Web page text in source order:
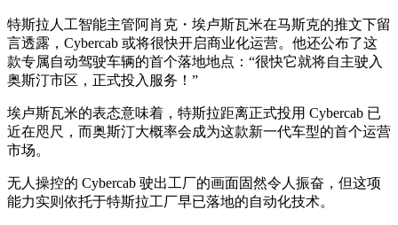
特斯拉人工智能主管阿肖克・埃卢斯瓦米在马斯克的推文下留
言透露，Cybercab 或将很快开启商业化运营。他还公布了这
款专属自动驾驶车辆的首个落地地点：“很快它就将自主驶入
奥斯汀市区，正式投入服务！”
埃卢斯瓦米的表态意味着，特斯拉距离正式投用 Cybercab 已
近在咫尺，而奥斯汀大概率会成为这款新一代车型的首个运营
市场。
无人操控的 Cybercab 驶出工厂的画面固然令人振奋，但这项
能力实则依托于特斯拉工厂早已落地的自动化技术。